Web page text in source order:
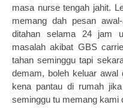
masa nurse tengah jahit.
memang dah pesan
ditahan selama 24 jam
masalah akibat GBS
tahan seminggu tapi
demam, boleh keluar
kena pantau di rumah
seminggu tu memang kami